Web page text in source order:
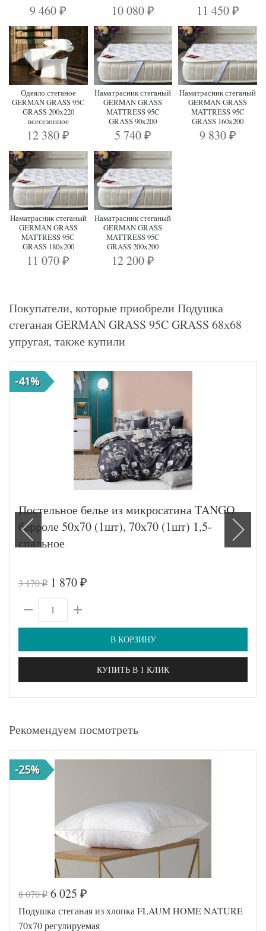
9 460₽ 10 080 ₽ 11 450 ₽
Одеяло стеганое
GERMAN GRASS 95C
GRASS 200х220
всесезонное
12 380₽
Наматрасник стеганый
GERMAN GRASS
MATTRESS 95C
GRASS 90х200
5 740 ₽
Наматрасник стеганый
GERMAN GRASS
MATTRESS 95C
GRASS 160х200
9 830 ₽
Наматрасник стеганый
GERMAN GRASS
MATTRESS 95C
GRASS 180х200
11 070₽
Наматрасник стеганый
GERMAN GRASS
MATTRESS 95C
GRASS 200х200
12 200 ₽
Покупатели, которые приобрели Подушка
стеганая GERMAN GRASS 95C GRASS 68х68
упругая, также купили
-41%
Постельное белье из микросатина TANGO
барроле 50х70 (1шт), 70х70 (1шт) 1,5-
спальное
3 170₽ 1 870 ₽
В КОРЗИНУ
КУПИТЬ В 1 КЛИК
Рекомендуем посмотреть
-25%
8 070₽ 6 025 ₽
Подушка стеганая из хлопка FLAUM HOME NATURE
70х70 регулируемая